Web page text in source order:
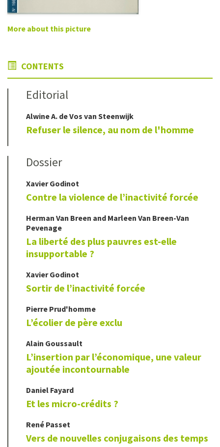
More about this picture
CONTENTS
Editorial
Alwine A. de Vos van Steenwijk
Refuser le silence, au nom de l'homme
Dossier
XavierGodinot
Contre la violence de l’inactivité forcée
Herman Van Breen and Marleen Van Breen-Van
Pevenage
La liberté des plus pauvres est-elle
insupportable ?
XavierGodinot
Sortir de l’inactivité forcée
Pierre Prud'homme
L’écolier de père exclu
Alain Goussault
L’insertion par l’économique, une valeur
ajoutée incontournable
Daniel Fayard
Et les micro-crédits ?
René Passet
Vers de nouvelles conjugaisons des temps